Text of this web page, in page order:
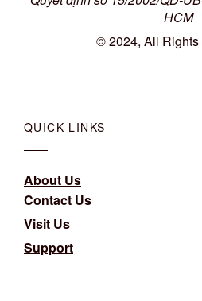
HCM
© 2024, All Rights
QUICK LINKS
About Us
Contact Us
Visit Us
Support